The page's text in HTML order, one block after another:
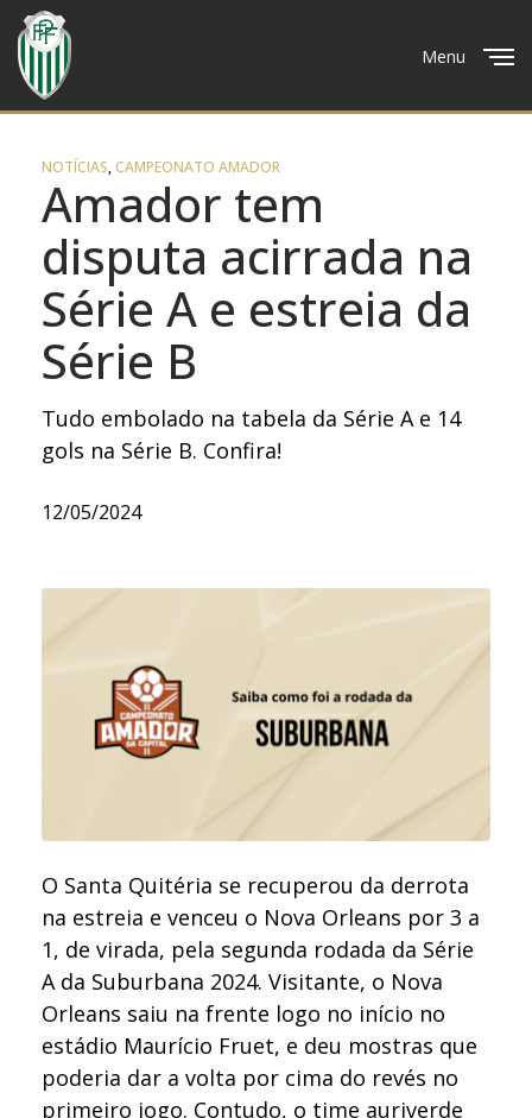
Menu
NOTÍCIAS,CAMPEONATO AMADOR
Amador tem
disputa acirrada na
Série A e estreia da
Série B
Tudo embolado na tabela da Série A e 14
gols na Série B. Confira!
12/05/2024
O Santa Quitéria se recuperou da derrota
na estreia e venceu o Nova Orleans por 3 a
1, de virada, pela segunda rodada da Série
A da Suburbana 2024. Visitante, o Nova
Orleans saiu na frente logo no início no
estádio Maurício Fruet, e deu mostras que
poderia dar a volta por cima do revés no
primeiro jogo. Contudo, o time auriverde